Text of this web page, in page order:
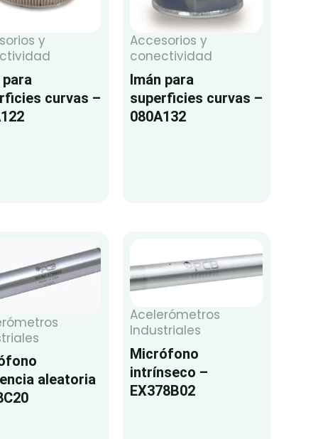
y
para
curvas –
Accesorios y
conectividad
Imán para
superficies curvas –
080A132
aleatoria
Acelerómetros
Industriales
Micrófono
intrínseco –
EX378B02